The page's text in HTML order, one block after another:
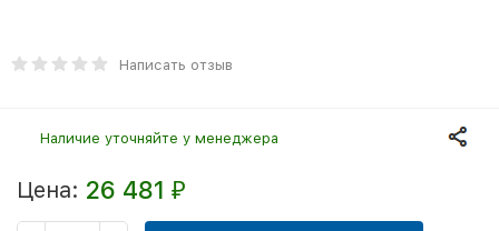
Написать отзыв
Наличие уточняйте у менеджера
Цена: 26 481 ₽